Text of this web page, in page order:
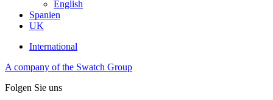
English
Spanien
UK
International
A company of the Swatch Group
Folgen Sie uns